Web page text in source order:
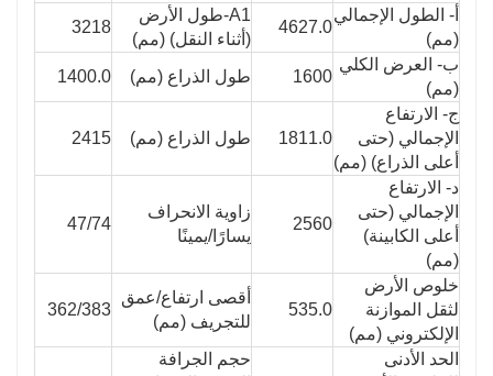
أ- الطول الإجمالي
(مم)
4627.0
A1-طول الأرض
(أثناء النقل) (مم)
3218
ب- العرض الكلي
(مم)
1600 طول الذراع (مم)
1400.0
ج- الارتفاع
الإجمالي (حتى
أعلى الذراع) (مم)
1811.0 طول الذراع (مم) 2415
د- الارتفاع
الإجمالي (حتى
أعلى الكابينة)
(مم)
2560
زاوية الانحراف
يسارًا/يمينًا
47/74
خلوص الأرض
لثقل الموازنة
الإلكتروني (مم)
535.0
أقصى ارتفاع/عمق
للتجريف (مم)
362/383
الحد الأدنى
حجم الجرافة